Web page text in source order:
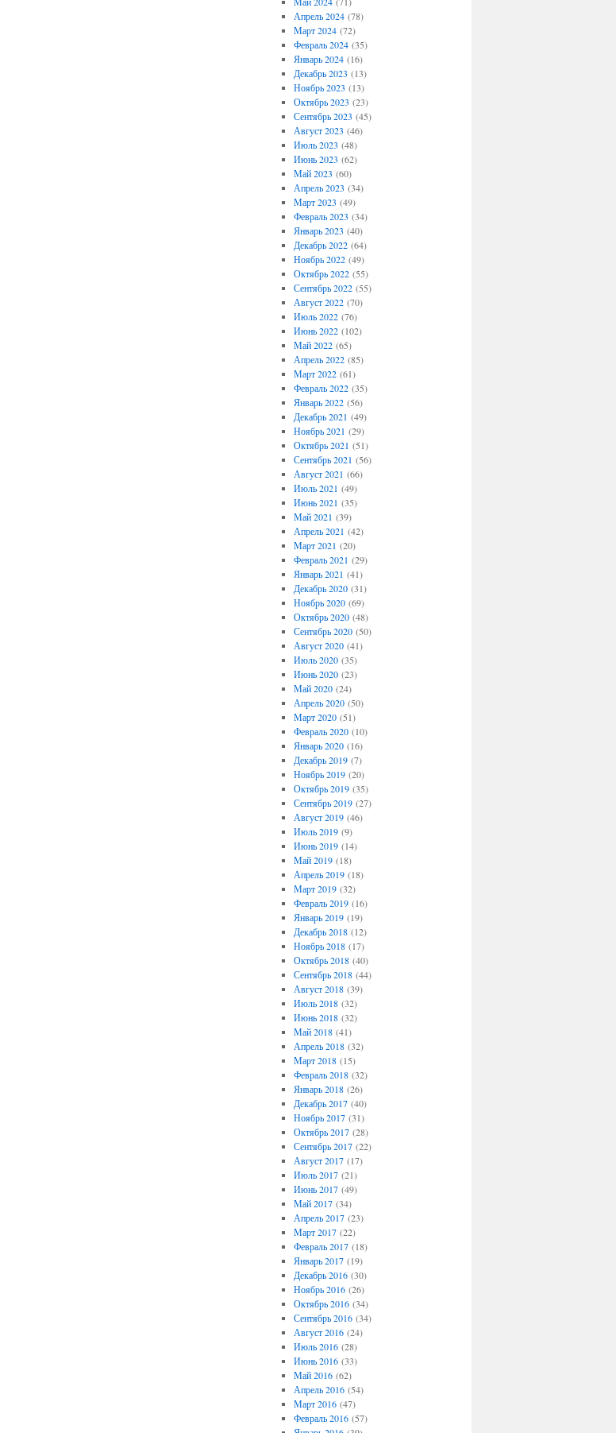
Апрель 2024(78)
Март 2024(72)
Февраль 2024(35)
Январь 2024(16)
Декабрь 2023 (13)
Ноябрь 2023 (13)
Октябрь 2023 (23)
Сентябрь 2023 (45)
Август 2023 (46)
Июль 2023 (48)
Июнь 2023 (62)
Май 2023 (60)
Апрель 2023 (34)
Март 2023 (49)
Февраль 2023 (34)
Январь 2023 (40)
Декабрь 2022(64)
Ноябрь 2022(49)
Октябрь 2022(55)
Сентябрь 2022(55)
Август 2022(70)
Июль 2022(76)
Июнь 2022(102)
Май 2022(65)
Апрель 2022(85)
Март 2022(61)
Февраль 2022(35)
Январь 2022(56)
Декабрь 2021 (49)
Ноябрь 2021 (29)
Октябрь 2021 (51)
Сентябрь 2021 (56)
Август 2021 (66)
Июль 2021 (49)
Июнь 2021 (35)
Май 2021 (39)
Апрель 2021 (42)
Март 2021 (20)
Февраль 2021 (29)
Январь 2021 (41)
Декабрь 2020(31)
Ноябрь 2020(69)
Октябрь 2020(48)
Сентябрь 2020(50)
Август 2020(41)
Июль 2020(35)
Июнь 2020(23)
Май 2020(24)
Апрель 2020(50)
Март 2020(51)
Февраль 2020(10)
Январь 2020(16)
Декабрь 2019(7)
Ноябрь 2019(20)
Октябрь 2019(35)
Сентябрь 2019(27)
Август 2019(46)
Июль 2019(9)
Июнь 2019(14)
Май 2019(18)
Апрель 2019(18)
Март 2019(32)
Февраль 2019(16)
Январь 2019(19)
Декабрь 2018(12)
Ноябрь 2018(17)
Октябрь 2018(40)
Сентябрь 2018(44)
Август 2018(39)
Июль 2018(32)
Июнь 2018(32)
Май 2018(41)
Апрель 2018(32)
Март 2018(15)
Февраль 2018(32)
Январь 2018(26)
Декабрь 2017(40)
Ноябрь 2017(31)
Октябрь 2017(28)
Сентябрь 2017(22)
Август 2017(17)
Июль 2017(21)
Июнь 2017(49)
Май 2017(34)
Апрель 2017(23)
Март 2017(22)
Февраль 2017(18)
Январь 2017(19)
Декабрь 2016(30)
Ноябрь 2016(26)
Октябрь 2016(34)
Сентябрь 2016(34)
Август 2016(24)
Июль 2016(28)
Июнь 2016(33)
Май 2016(62)
Апрель 2016(54)
Март 2016(47)
Февраль 2016(57)